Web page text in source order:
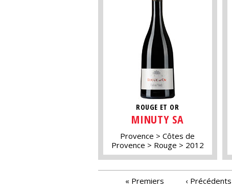
ROUGE ET OR
MINUTY SA
Provence
Côtes de
Provence
Rouge 2012
PAGES« Premiers ‹ Précédents